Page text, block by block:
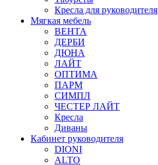
Кресла для руководителя
Мягкая мебель
ВЕНТА
ДЕРБИ
ДЮНА
ЛАЙТ
ОПТИМА
ПАРМ
СИМПЛ
ЧЕСТЕР ЛАЙТ
Кресла
Диваны
Кабинет руководителя
DIONI
ALTO